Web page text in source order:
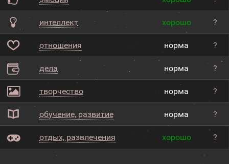
интеллект хорошо ?
отношения норма ?
дела норма ?
творчество норма ?
обучение, развитие норма ?
отдых, развлечения хорошо ?